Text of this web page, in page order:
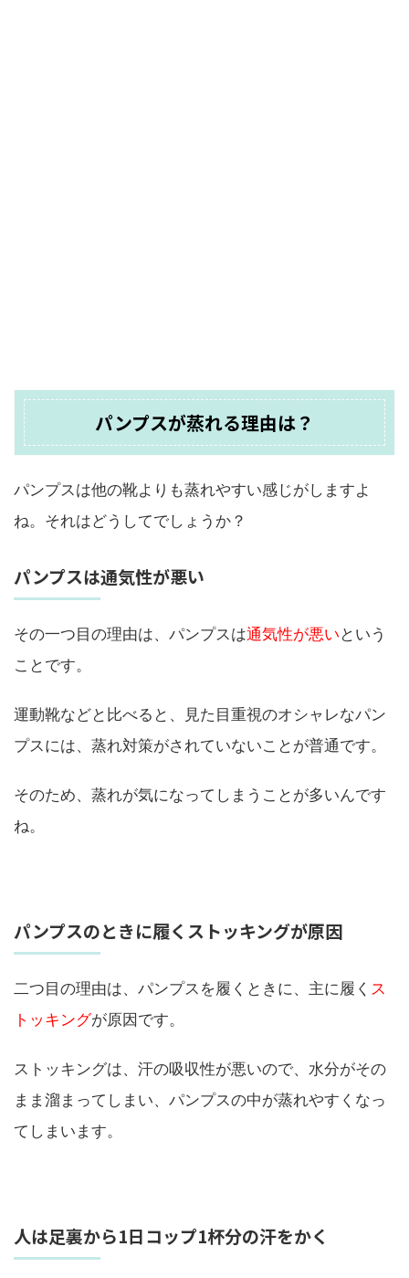
パンプスが蒸れる理由は？
パンプスは他の靴よりも蒸れやすい感じがしますよ
ね。それはどうしてでしょうか？
パンプスは通気性が悪い
その一つ目の理由は、パンプスは通気性が悪い という
ことです。
運動靴などと比べると、見た目重視のオシャレなパン
プスには、蒸れ対策がされていないことが普通です。
そのため、蒸れが気になってしまうことが多いんです
ね。
パンプスのときに履くストッキングが原因
二つ目の理由は、パンプスを履くときに、主に履く ス
トッキングが原因です。
ストッキングは、汗の吸収性が悪いので、水分がその
まま溜まってしまい、パンプスの中が蒸れやすくなっ
てしまいます。
人は足裏から1日コップ1杯分の汗をかく